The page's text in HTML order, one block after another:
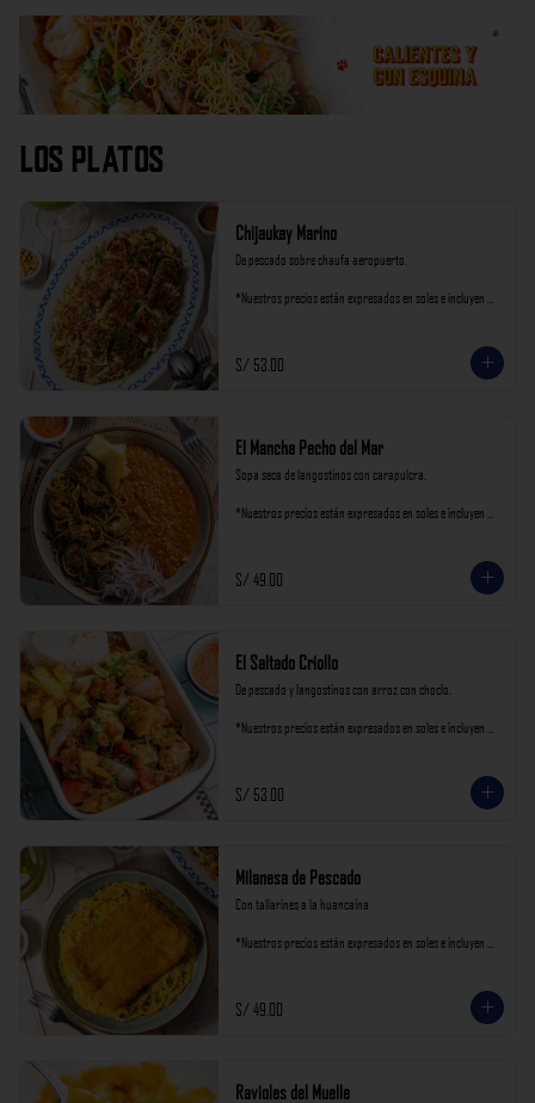
Los Platos
Chijaukay Marino
De pescado sobre chaufa aeropuerto.
*Nuestros precios están expresados en soles e incluyen
S/ 53.00
El Mancha Pecho del Mar
Sopa seca de langostinos con carapulcra.
*Nuestros precios están expresados en soles e incluyen
S/ 49.00
El Saltado Criollo
De pescado y langostinos con arroz con choclo.
*Nuestros precios están expresados en soles e incluyen
S/ 53.00
Milanesa de Pescado
Con tallarines a la huancaína
*Nuestros precios están expresados en soles e incluyen
S/ 49.00
Ravioles del Muelle